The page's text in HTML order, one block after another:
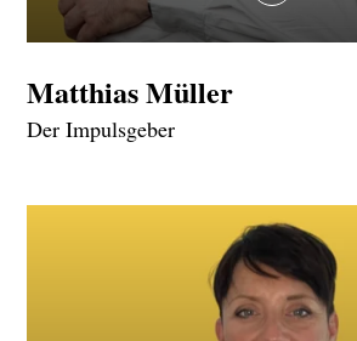
Matthias Müller
Der Impulsgeber